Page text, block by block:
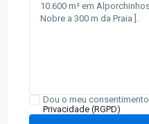
Dou o meu
Privacidade (RGPD)